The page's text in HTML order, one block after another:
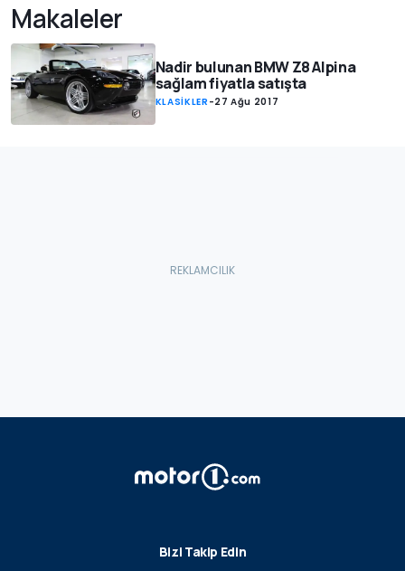
Makaleler
Nadir bulunan BMW Z8 Alpina
sağlam fiyatla satışta
KLASİKLER -27 Ağu 2017
Bizi Takip Edin